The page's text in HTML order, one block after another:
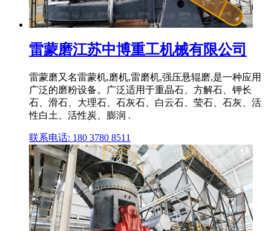
雷蒙磨江苏中博重工机械有限公司
雷蒙磨又名雷蒙机,磨机,雷磨机,强压悬辊磨,是一种应用
广泛的磨粉设备。广泛适用于重晶石、方解石、钾长
石、滑石、大理石、石灰石、白云石、莹石、石灰、活
性白土、活性炭、膨润 .
联系电话: 180 3780 8511